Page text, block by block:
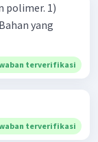
1)
terverifikasi
terverifikasi